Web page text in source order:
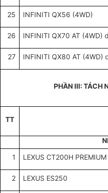
25 INFINITI QX56 (4WD)
26 INFINITI QX70 AT
27 INFINITI QX80 AT
PHẦN III: TÁCH
TT
1
LEXUS CT200H
2 LEXUS ES250